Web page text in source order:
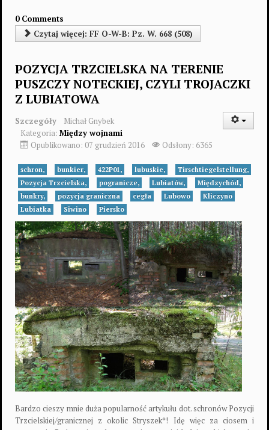
0 Comments
Czytaj więcej: FF O-W-B: Pz. W. 668 (508)
POZYCJA TRZCIELSKA NA TERENIE
PUSZCZY NOTECKIEJ, CZYLI TROJACZKI
Z LUBIATOWA
Szczegóły
Michał Gnybek
Kategoria: Między wojnami
Opublikowano: 07 grudzień 2016
Odsłony: 6365
schron, bunkier, 422P01, lubuskie,
Tirschtiegelstellung,
Pozycja Trzcielska,
pogranicze, Lubiatów,
Międzychód,
bunkry,
pozycja graniczna cegła Lubowo
Kliczyno
Lubiatka
Siwino Piersko
Bardzo cieszy mnie duża popularność artykułu dot. schronów Pozycji
Trzcielskiej/granicznej z okolic Stryszek*! Idę więc za ciosem i